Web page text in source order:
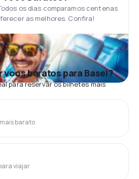
os dias comparamos centenas
as melhores. Confira!
baratos para Basel?
para reservar os bilhetes mais
barato
viajar